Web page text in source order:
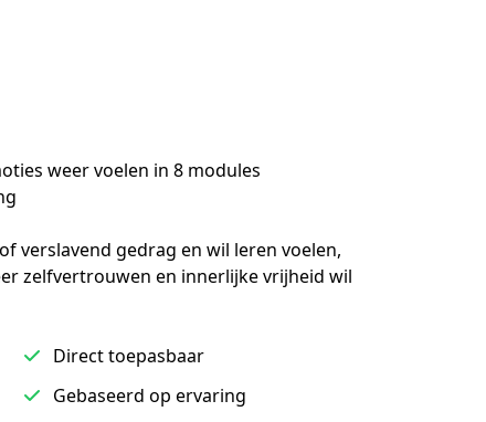
weer voelen in 8 modules
verslavend gedrag en wil leren voelen,
zelfvertrouwen en innerlijke vrijheid wil
Direct toepasbaar
Gebaseerd op ervaring